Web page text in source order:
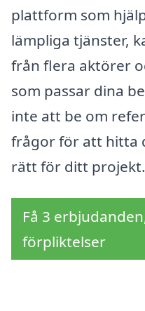
plattform som
lämpliga tjänster,
från flera aktörer
som passar dina
inte att be om
frågor för att hitta
rätt för ditt projekt.
Få 3
förpliktelser